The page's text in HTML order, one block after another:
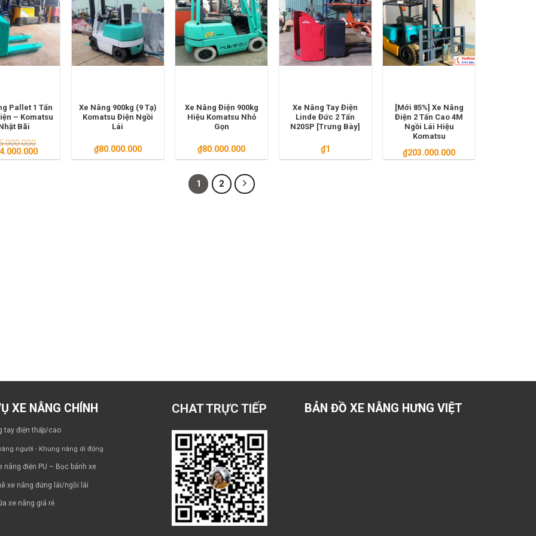
Pallet 1 Tấn
– Komatsu
Bãi
Giá
hiện
Xe Nâng 900kg (9 Tạ)
Komatsu Điện Ngồi
Lái
₫80.000.000
Xe Nâng Điện 900kg
Hiệu Komatsu Nhỏ
Gọn
₫80.000.000
Xe Nâng Tay Điện
Linde Đức 2 Tấn
N20SP [Trưng Bày]
₫1
[Mới 85%] Xe Nâng
Điện 2 Tấn Cao 4M
Ngồi Lái Hiệu
Komatsu
₫203.000.000
1 2
XE NÂNG CHÍNH
tay điện thấp/cao
người - Khung nâng di động
nâng điện PU – Bọc bánh xe
xe nâng đứng lái/ngồi lái
xe nâng giá rẻ
CHAT TRỰC TIẾP BẢN ĐỒ XE NÂNG HƯNG VIỆT